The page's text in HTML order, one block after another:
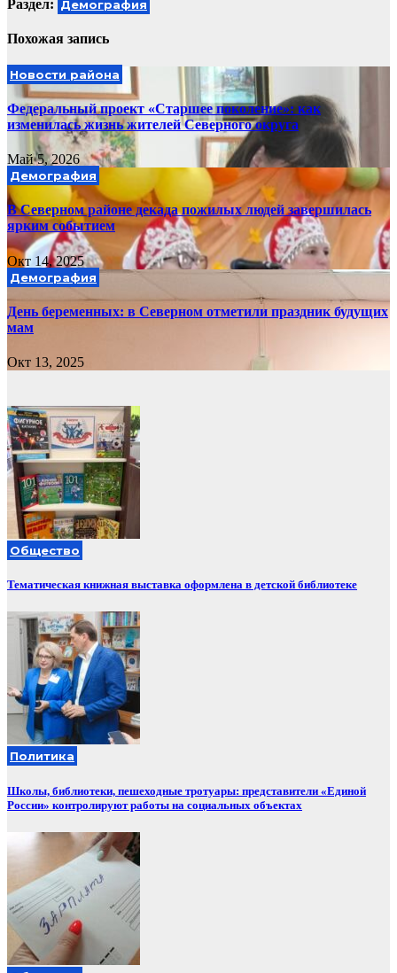
Раздел: Демография
Похожая запись
Новости района
Федеральный проект «Старшее поколение»: как
изменилась жизнь жителей Северного округа
Май 5, 2026
Демография
В Северном районе декада пожилых людей завершилась
ярким событием
Окт 14, 2025
Демография
День беременных: в Северном отметили праздник будущих
мам
Окт 13, 2025
Общество
Тематическая книжная выставка оформлена в детской библиотеке
Политика
Школы, библиотеки, пешеходные тротуары: представители «Единой
России» контролируют работы на социальных объектах